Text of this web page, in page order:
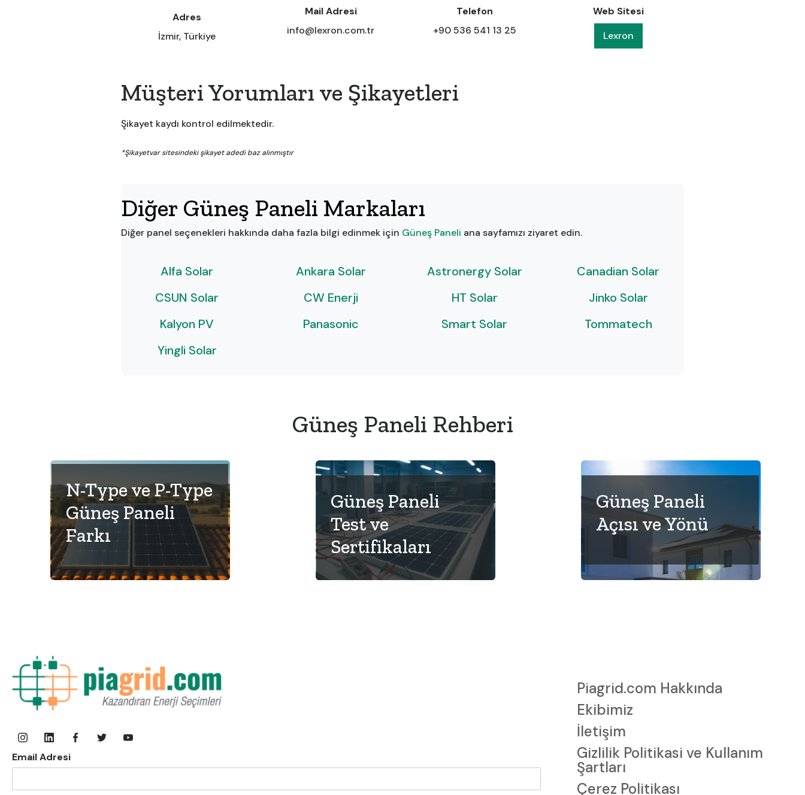
Adres
İzmir, Türkiye
Mail Adresi
info@lexron.com.tr
Telefon
+90 536 541 13 25
Web Sitesi
Lexron
Müşteri Yorumları ve Şikayetleri
Şikayet kaydı kontrol edilmektedir.
*Şikayetvar sitesindeki şikayet adedi baz alınmıştır
Diğer Güneş Paneli Markaları
Diğer panel seçenekleri hakkında daha fazla bilgi edinmek için Güneş Paneli ana sayfamızı ziyaret edin.
Alfa Solar Ankara Solar Astronergy Solar
Canadian Solar
CSUN Solar
CW Enerji HT Solar
Jinko Solar
Kalyon PV
Panasonic Smart Solar
Tommatech
Yingli Solar
Güneş Paneli Rehberi
N-Type ve P-Type
Güneş Paneli
Farkı
Güneş Paneli
Test ve
Sertifikaları
Güneş Paneli
Açısı ve Yönü
Email Adresi
Piagrid.com Hakkında
Ekibimiz
İletişim
Gizlilik Politikasi ve Kullanım
Şartları
Çerez Politikası